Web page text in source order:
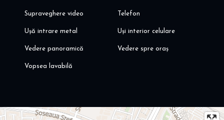
Supraveghere video Telefon
Ușă intrare metal Uși interior celulare
Vedere panoramică Vedere spre oraș
Vopsea lavabilă